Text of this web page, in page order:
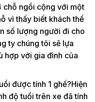
chỗ ngồi cộng với một
vì thấy biết khách thể
số lượng người đi cho
ty chúng tôi sẽ lựa
hợp với gia đình của
được tính 1 ghế?Hiện
độ tuổi trên xe đã tính